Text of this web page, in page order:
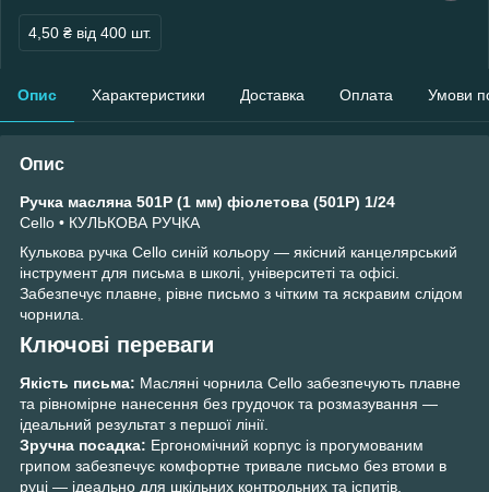
4,50 ₴ від 400 шт.
Опис Характеристики Доставка Оплата Умови
Опис
Ручка масляна 501P (1 мм) фіолетова (501P) 1/24
Cello • КУЛЬКОВА РУЧКА
Кулькова ручка Cello синій кольору — якісний канцелярський
інструмент для письма в школі, університеті та офісі.
Забезпечує плавне, рівне письмо з чітким та яскравим слідом
чорнила.
Ключові переваги
Якість письма: Масляні чорнила Cello забезпечують плавне
та рівномірне нанесення без грудочок та розмазування —
ідеальний результат з першої лінії.
Зручна посадка: Ергономічний корпус із прогумованим
грипом забезпечує комфортне тривале письмо без втоми в
руці — ідеально для шкільних контрольних та іспитів.